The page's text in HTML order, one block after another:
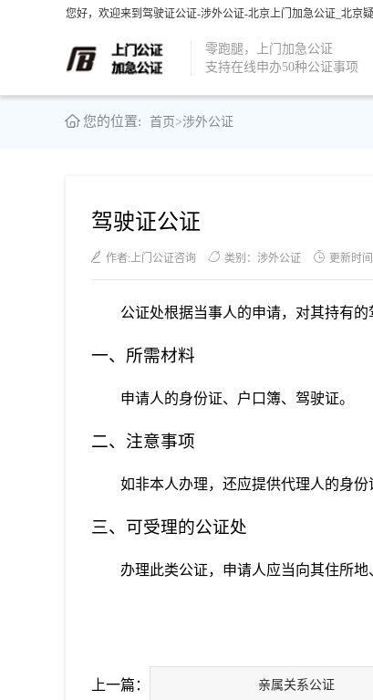
您好，欢迎来到驾驶证公证-涉外公证-北京上门加急公证_北京
零跑腿，上门加急公证
支持在线申办50种公证事项
您的位置: 首页>涉外公证
驾驶证公证
作者:上门公证咨询 类别：涉外公证 更新时
公证处根据当事人的申请，对其持有
一、所需材料
申请人的身份证、户口簿、驾驶证。
二、注意事项
如非本人办理，还应提供代理人的身份
三、可受理的公证处
办理此类公证，申请人应当向其住所
上一篇： 亲属关系公证